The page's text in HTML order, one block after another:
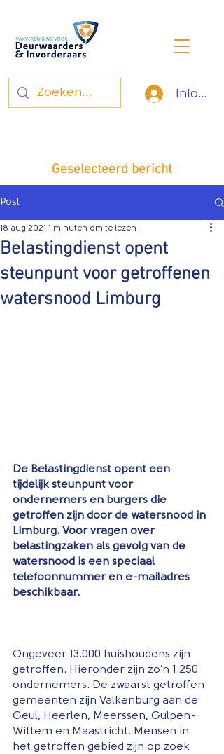
Inloggen
Geselecteerd bericht
Post
Belastingdienst opent
steunpunt voor getroffenen
watersnood Limburg
18 aug 2021 1 minuten om te lezen
De Belastingdienst opent een
tijdelijk steunpunt voor
ondernemers en burgers die
getroffen zijn door de watersnood in
Limburg. Voor vragen over
belastingzaken als gevolg van de
watersnood is een speciaal
telefoonnummer en e-mailadres
beschikbaar.
Ongeveer 13.000 huishoudens zijn
getroffen. Hieronder zijn zo’n 1.250
ondernemers. De zwaarst getroffen
gemeenten zijn Valkenburg aan de
Geul, Heerlen, Meerssen, Gulpen-
Wittem en Maastricht. Mensen in
het getroffen gebied zijn op zoek